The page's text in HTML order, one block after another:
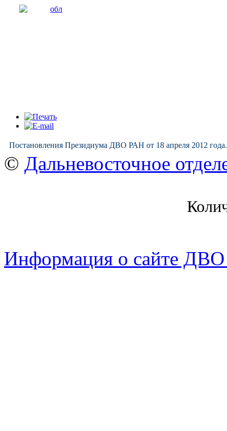
Постановления Президиума ДВО РАН от 18 апреля 2012
© Дальневосточное
Информация о сайте